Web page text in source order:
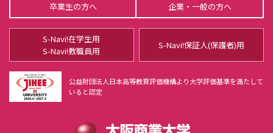
卒業生の方へ
企業・一般の方へ
S-Navi!在学生用
S-Navi!教職員用
S-Navi!保証人(保護者)用
公益財団法人日本高等教育評価機構より大学評価基準を満たして
いると認定